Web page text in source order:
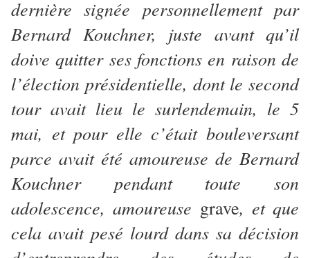
dernière signée personnellement par
Bernard Kouchner, juste avant qu’il
doive quitter ses fonctions en raison de
l’élection présidentielle, dont le second
tour avait lieu le surlendemain, le 5
mai, et pour elle c’était bouleversant
parce avait été amoureuse de Bernard
Kouchner pendant toute son
adolescence, amoureuse grave, et que
cela avait pesé lourd dans sa décision